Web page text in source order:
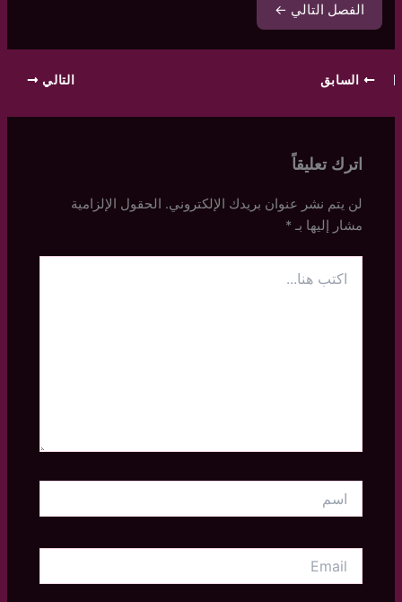
الفصل التالي ←
السابق التالي
اترك تعليقاً
لن يتم نشر عنوان بريدك الإلكتروني. الحقول الإلزامية
مشار إليها بـ*
هنا...